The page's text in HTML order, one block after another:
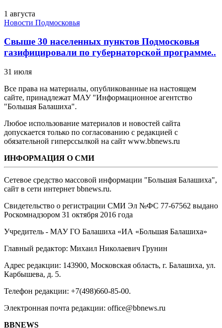
1 августа
Новости Подмосковья
Свыше 30 населенных пунктов Подмосковья
газифицировали по губернаторской программе..
31 июля
Все права на материалы, опубликованные на настоящем
сайте, принадлежат МАУ "Информационное агентство
"Большая Балашиха".
Любое использование материалов и новостей сайта
допускается только по согласованию с редакцией с
обязательной гиперссылкой на сайт www.bbnews.ru
ИНФОРМАЦИЯ О СМИ
Сетевое средство массовой информации "Большая Балашиха",
сайт в сети интернет bbnews.ru.
Свидетельство о регистрации СМИ Эл №ФС ‎77-67562 выдано
Роскомнадзором 31 октября 2016 года
Учредитель - МАУ ГО Балашиха «ИА «Большая Балашиха»
Главный редактор: Михаил Николаевич Грунин
Адрес редакции: 143900, Московская область, г. Балашиха, ул.
Карбышева, д. 5.
Телефон редакции: +7(498)660-85-00.
Электронная почта редакции: office@bbnews.ru
BBNEWS